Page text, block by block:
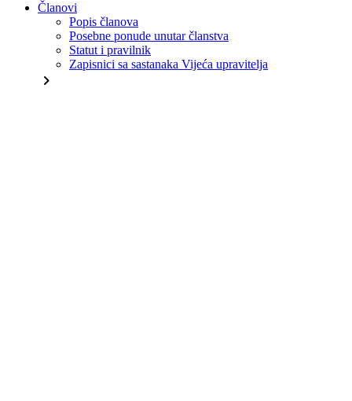
Članovi
Popis članova
Posebne ponude unutar članstva
Statut i pravilnik
Zapisnici sa sastanaka Vijeća upravitelja
chevron_right